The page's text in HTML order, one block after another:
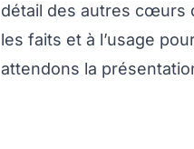
détail des autres cœurs
les faits et à l’usage
attendons la